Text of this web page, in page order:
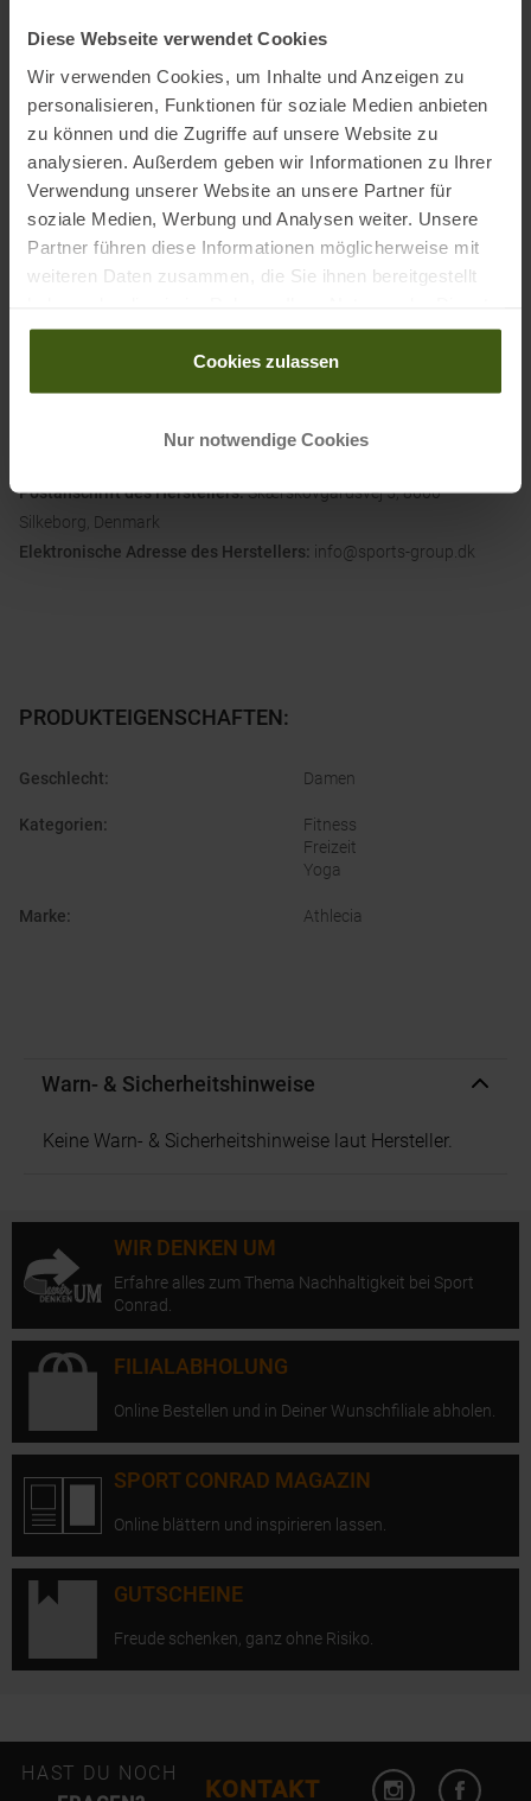
Diese Webseite verwendet Cookies
Wir verwenden Cookies, um Inhalte und Anzeigen zu
personalisieren, Funktionen für soziale Medien anbieten
zu können und die Zugriffe auf unsere Website zu
analysieren. Außerdem geben wir Informationen zu Ihrer
Verwendung unserer Website an unsere Partner für
soziale Medien, Werbung und Analysen weiter. Unsere
Partner führen diese Informationen möglicherweise mit
weiteren Daten zusammen, die Sie ihnen bereitgestellt
gesammelt haben.
Cookies zulassen
Nur notwendige Cookies
den Komfort, den du dir in deiner Freizeit und bei deinen
Relaxmomenten wünschst.
Mit seinem lässigen Drop-Shoulder-Design und dem gemütlichen
Comfy-Fit unterstreicht das Cardall seine entspannte Ausstrahlung
und lässt sich vielseitig kombinieren – ob als Oversize-
Statementpiece oder als dezentes Basic in deinen Alltagslooks.
Postanschrift des Herstellers:Skærskovgårdsvej 5, 8600
Silkeborg, Denmark
Elektronische Adresse des Herstellers: info@sports-group.dk
PRODUKTEIGENSCHAFTEN:
Geschlecht: Damen
Kategorien:
Fitness
Freizeit
Yoga
Marke: Athlecia
Warn- & Sicherheitshinweise
Keine Warn- & Sicherheitshinweise laut Hersteller.
WIR DENKEN UM
Erfahre alles zum Thema Nachhaltigkeit bei Sport
Conrad.
FILIALABHOLUNG
Online Bestellen und in Deiner Wunschfiliale abholen.
SPORT CONRAD MAGAZIN
Online blättern und inspirieren lassen.
GUTSCHEINE
Freude schenken, ganz ohne Risiko.
HAST DU NOCH
KONTAKT
Instagram